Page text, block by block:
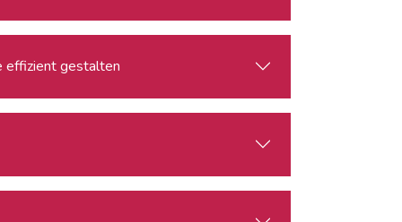
effizient gestalten